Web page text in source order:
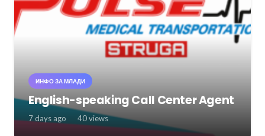
ИНФО ЗА МЛАДИ
English-speaking Call Center Agent
7 days ago 40views